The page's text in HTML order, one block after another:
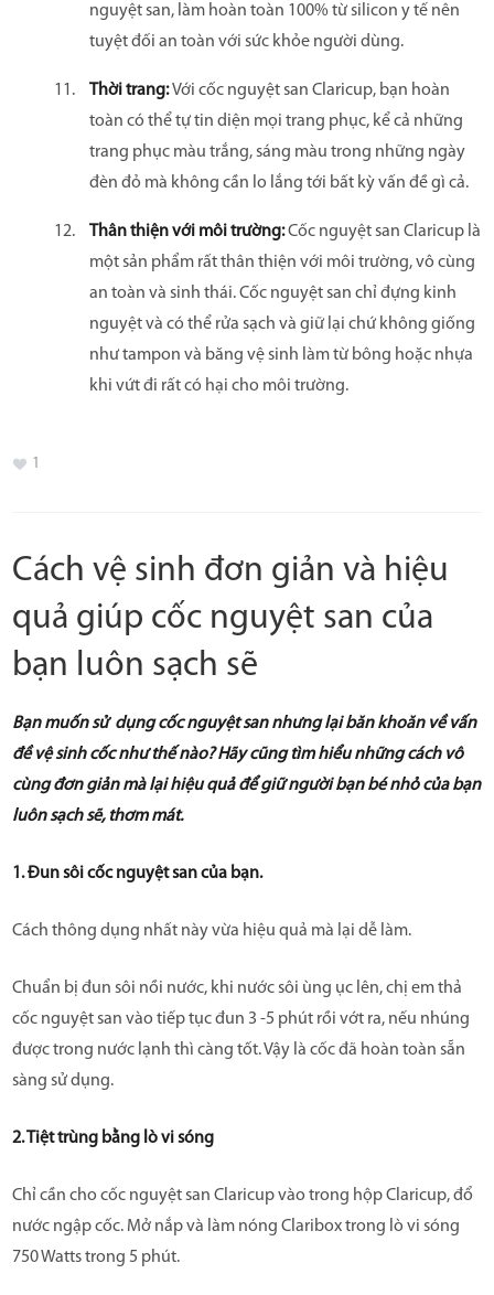
nguyệt san, làm hoàn toàn 100% từ silicon y tế nên
tuyệt đối an toàn với sức khỏe người dùng.
Thời trang:Với cốc nguyệt san Claricup, bạn hoàn
toàn có thể tự tin diện mọi trang phục, kể cả những
trang phục màu trắng, sáng màu trong những ngày
đèn đỏ mà không cần lo lắng tới bất kỳ vấn đề gì cả.
Thân thiện với môi trường:Cốc nguyệt san Claricup là
một sản phẩm rất thân thiện với môi trường, vô cùng
an toàn và sinh thái. Cốc nguyệt san chỉ đựng kinh
nguyệt và có thể rửa sạch và giữ lại chứ không giống
như tampon và băng vệ sinh làm từ bông hoặc nhựa
khi vứt đi rất có hại cho môi trường.
1
Cách vệ sinh đơn giản và hiệu
quả giúp cốc nguyệt san của
bạn luôn sạch sẽ
Bạn muốn sử dụng cốc nguyệt san nhưng lại băn khoăn về vấn
đề vệ sinh cốc như thế nào? Hãy cũng tìm hiểu những cách vô
cùng đơn giản mà lại hiệu quả để giữ người bạn bé nhỏ của bạn
luôn sạch sẽ, thơm mát.
1.Đun sôi cốc nguyệt san của bạn.
Cách thông dụng nhất này vừa hiệu quả mà lại dễ làm.
Chuẩn bị đun sôi nồi nước, khi nước sôi ùng ục lên, chị em thả
cốc nguyệt san vào tiếp tục đun 3 -5 phút rồi vớt ra, nếu nhúng
được trong nước lạnh thì càng tốt. Vậy là cốc đã hoàn toàn sẵn
sàng sử dụng.
2. Tiệt trùng bằng lò vi sóng
Chỉ cần cho cốc nguyệt san Claricup vào trong hộp Claricup, đổ
nước ngập cốc. Mở nắp và làm nóng Claribox trong lò vi sóng
750 Watts trong 5 phút.